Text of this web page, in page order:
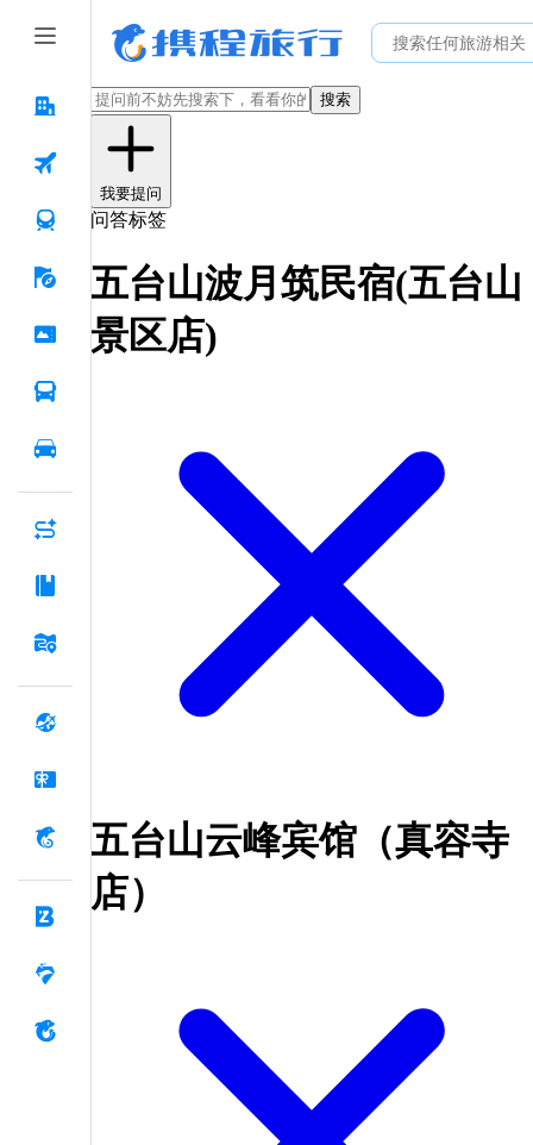
搜索
我要提问
问答标签
五台山波月筑民宿(五台山
景区店)
五台山云峰宾馆（真容寺
店）